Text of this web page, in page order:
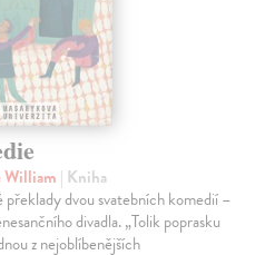
William | Kniha
překlady dvou svatebních komedií –
divadla. „Tolik poprasku
z nejoblíbenějších